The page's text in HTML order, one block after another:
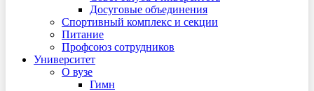
Досуговые объединения
Спортивный комплекс и секции
Питание
Профсоюз сотрудников
Университет
О вузе
Гимн